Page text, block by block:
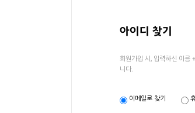
아이디 찾기
회원가입 시, 입력하신 이름
니다.
이메일로 찾기